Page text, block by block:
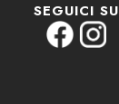
SEGUICI SU